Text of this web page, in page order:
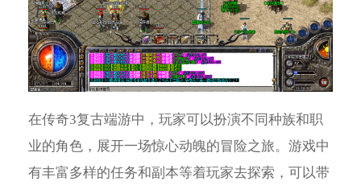
在传奇3复古端游中，玩家可以扮演不同种族和职
业的角色，展开一场惊心动魄的冒险之旅。游戏中
有丰富多样的任务和副本等着玩家去探索，可以带